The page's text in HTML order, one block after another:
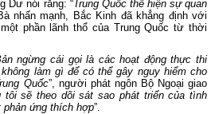
Dư nói rằng: “Trung Quốc thể hiện sự quan
nhấn mạnh, Bắc Kinh đã khẳng định với
phần lãnh thổ của Trung Quốc từ thời
ngừng cái gọi là các hoạt động thực thi
làm gì để có thể gây nguy hiểm cho
Quốc”, người phát ngôn Bộ Ngoại giao
tôi sẽ theo dõi sát sao phát triển của tình
ứng thích hợp”.